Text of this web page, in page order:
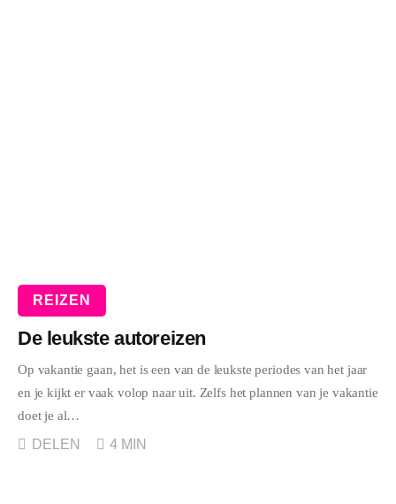
REIZEN
De leukste autoreizen
Op vakantie gaan, het is een van de leukste periodes van het jaar
en je kijkt er vaak volop naar uit. Zelfs het plannen van je vakantie
doet je al…
DELEN 4 MIN